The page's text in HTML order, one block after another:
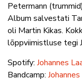
Petermann
Album salvestati
oli Martin Kikas.
lõppviimistluse tegi
Spotify: Johannes
Bandcamp: